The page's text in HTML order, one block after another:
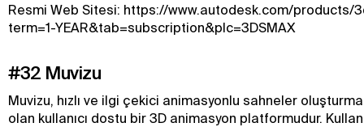
Resmi Web Sitesi: https://www.autodesk.com/products/
term=1-YEAR&tab=subscription&plc=3DSMAX
#32 Muvizu
Muvizu, hızlı ve ilgi çekici animasyonlu sahneler
olan kullanıcı dostu bir 3D animasyon platformudur.